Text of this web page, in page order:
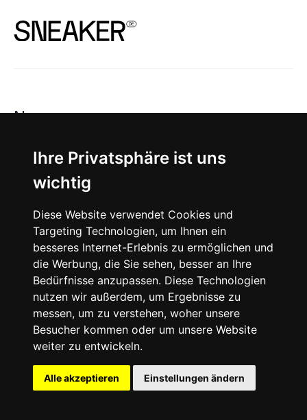
Ihre Privatsphäre ist uns
wichtig
Diese Website verwendet Cookies und
Targeting Technologien, um Ihnen ein
besseres Internet-Erlebnis zu ermöglichen und
die Werbung, die Sie sehen, besser an Ihre
Bedürfnisse anzupassen. Diese Technologien
nutzen wir außerdem, um Ergebnisse zu
messen, um zu verstehen, woher unsere
Besucher kommen oder um unsere Website
weiter zu entwickeln.
Alle akzeptieren Einstellungen ändern
News
About
Instagram
Facebook
© 2024 SNEAKERᴰᴱ, All rights reserved.
Impressum Datenschutz
Cookie-Einstellungen